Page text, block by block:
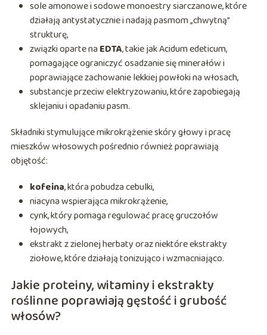
sole amonowe i sodowe monoestry siarczanowe, które
działają antystatycznie i nadają pasmom „chwytną”
strukturę,
związki oparte na EDTA, takie jak Acidum edeticum,
pomagające ograniczyć osadzanie się minerałów i
poprawiające zachowanie lekkiej powłoki na włosach,
substancje przeciw elektryzowaniu, które zapobiegają
sklejaniu i opadaniu pasm.
Składniki stymulujące mikrokrążenie skóry głowy i pracę
mieszków włosowych pośrednio również poprawiają
objętość:
kofeina, która pobudza cebulki,
niacyna wspierająca mikrokrążenie,
cynk, który pomaga regulować pracę gruczołów
łojowych,
ekstrakt z zielonej herbaty oraz niektóre ekstrakty
ziołowe, które działają tonizująco i wzmacniająco.
Jakie proteiny, witaminy i ekstrakty
roślinne poprawiają gęstość i grubość
włosów?